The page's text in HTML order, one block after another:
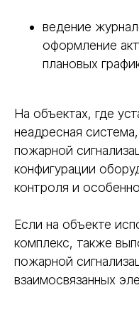
ведение
оформление
плановых
На объектах, где
неадресная
пожарной
конфигурации
контроля и
Если на объекте
комплекс, также
пожарной
взаимосвязанных